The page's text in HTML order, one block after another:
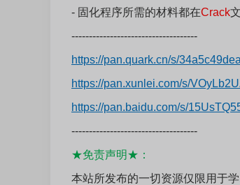
- 固化程序所需的材料都在Crack
------------------------------------
https://pan.quark.cn/s/
https://pan.xunlei.com/s/
https://pan.baidu.com/s/
------------------------------------
★免责声明★：
本站所发布的一切资源仅限用于